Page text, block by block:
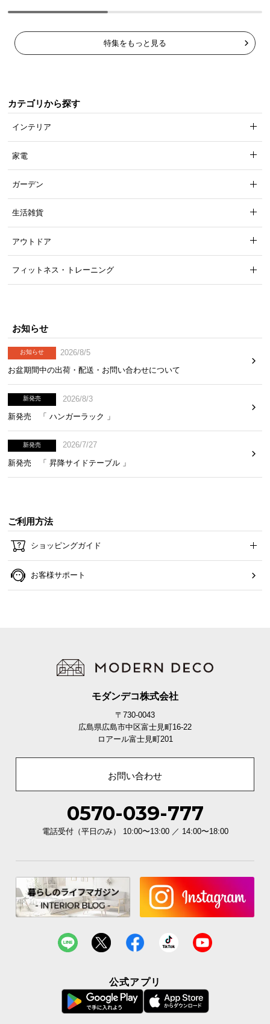
特集をもっと見る
カテゴリから探す
インテリア
家電
ガーデン
生活雑貨
アウトドア
フィットネス・トレーニング
お知らせ
お知らせ
2026/8/5
お盆期間中の出荷・配送・お問い合わせについて
新発売
2026/8/3
新発売 「 ハンガーラック 」
新発売
2026/7/27
新発売 「 昇降サイドテーブル 」
ご利用方法
ショッピングガイド
お客様サポート
モダンデコ株式会社
〒730-0043
広島県広島市中区富士見町16-22
ロアール富士見町201
お問い合わせ
0570-039-777
電話受付（平日のみ） 10:00〜13:00 ／ 14:00〜18:00
公式アプリ